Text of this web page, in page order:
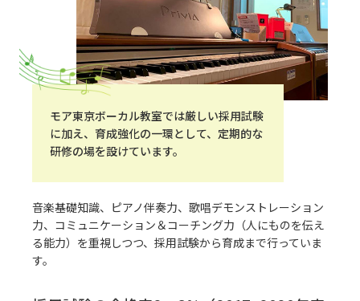
モア東京ボーカル教室では厳しい採用試験
に加え、育成強化の一環として、定期的な
研修の場を設けています。
音楽基礎知識、ピアノ伴奏力、歌唱デモンストレーション
力、コミュニケーション＆コーチング力（人にものを伝え
る能力）を重視しつつ、採用試験から育成まで行っていま
す。